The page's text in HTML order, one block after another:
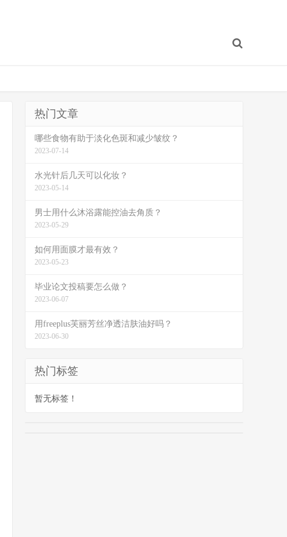
热门文章
哪些食物有助于淡化色斑和减少皱纹？
2023-07-14
水光针后几天可以化妆？
2023-05-14
男士用什么沐浴露能控油去角质？
2023-05-29
如何用面膜才最有效？
2023-05-23
毕业论文投稿要怎么做？
2023-06-07
用freeplus芙丽芳丝净透洁肤油好吗？
2023-06-30
热门标签
暂无标签！